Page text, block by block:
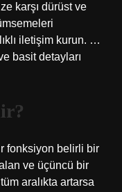
karşı dürüst ve
iletişim kurun. …
basit detayları
fonksiyon belirli bir
ve üçüncü bir
aralıkta artarsa